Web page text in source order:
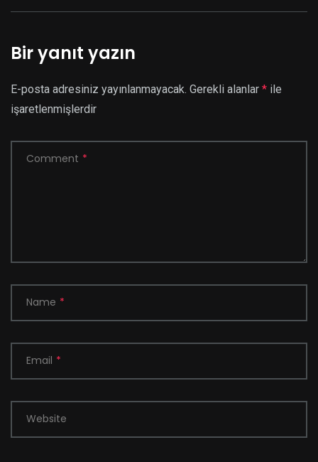
Bir yanıt yazın
E-posta adresiniz yayınlanmayacak. Gerekli alanlar * ile
işaretlenmişlerdir
Comment *
Name *
Email *
Website